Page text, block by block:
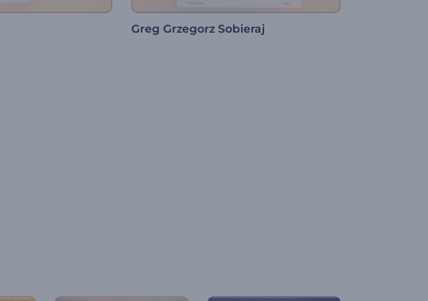
Greg Grzegorz Sobieraj